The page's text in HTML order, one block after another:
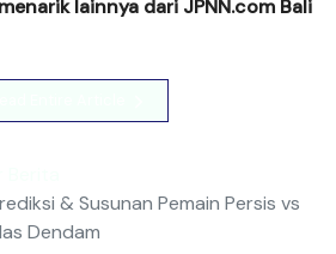
lainnya dari JPNN.com Bali
& Susunan Pemain Persis vs
Dendam